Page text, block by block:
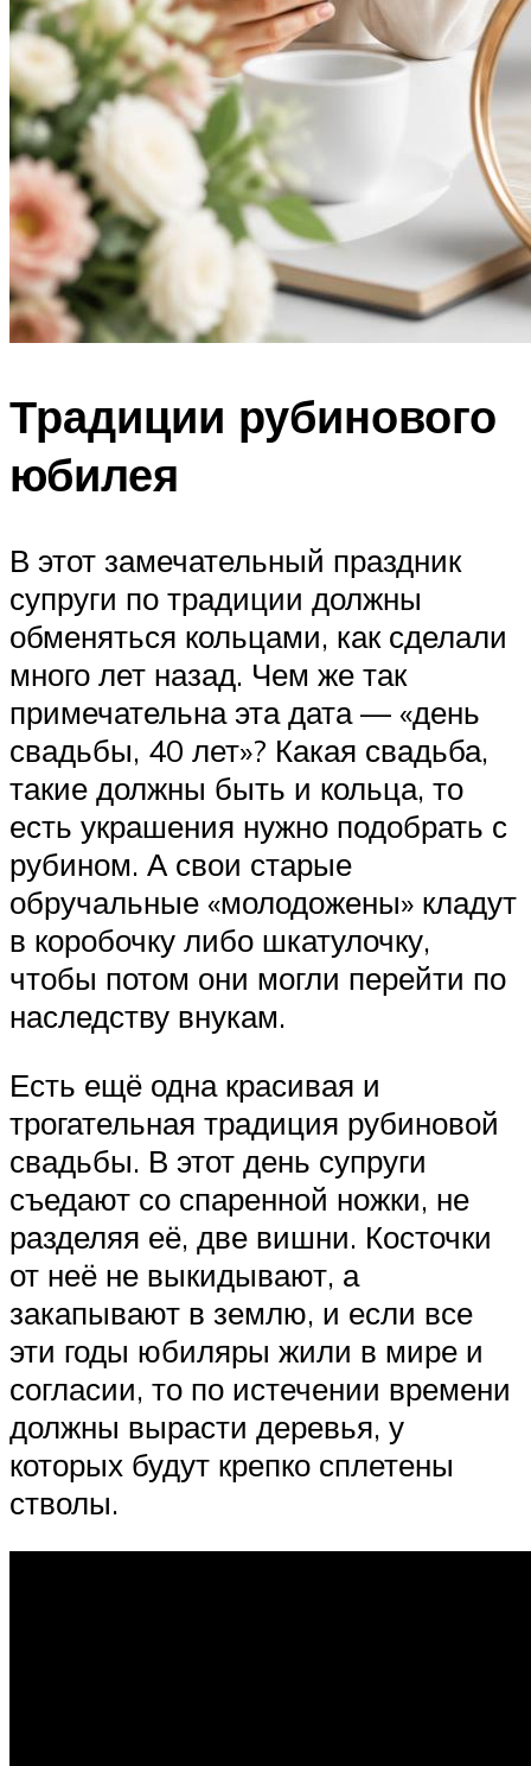
Традиции рубинового
юбилея
В этот замечательный праздник
супруги по традиции должны
обменяться кольцами, как сделали
много лет назад. Чем же так
примечательна эта дата — «день
свадьбы, 40 лет»? Какая свадьба,
такие должны быть и кольца, то
есть украшения нужно подобрать с
рубином. А свои старые
обручальные «молодожены» кладут
в коробочку либо шкатулочку,
чтобы потом они могли перейти по
наследству внукам.
Есть ещё одна красивая и
трогательная традиция рубиновой
свадьбы. В этот день супруги
съедают со спаренной ножки, не
разделяя её, две вишни. Косточки
от неё не выкидывают, а
закапывают в землю, и если все
эти годы юбиляры жили в мире и
согласии, то по истечении времени
должны вырасти деревья, у
которых будут крепко сплетены
стволы.